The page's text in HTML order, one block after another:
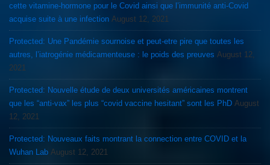
cette vitamine-hormone pour le Covid ainsi que l’immunité anti-Covid
acquise suite à une infection August 12, 2021
Protected: Une Pandémie sournoise et peut-etre pire que toutes les
autres, l’iatrogénie médicamenteuse : le poids des preuves August 12,
2021
Protected: Nouvelle étude de deux universités américaines montrent
que les “anti-vax” les plus “covid vaccine hesitant” sont les PhD August
12, 2021
Protected: Nouveaux faits montrant la connection entre COVID et la
Wuhan Lab August 12, 2021